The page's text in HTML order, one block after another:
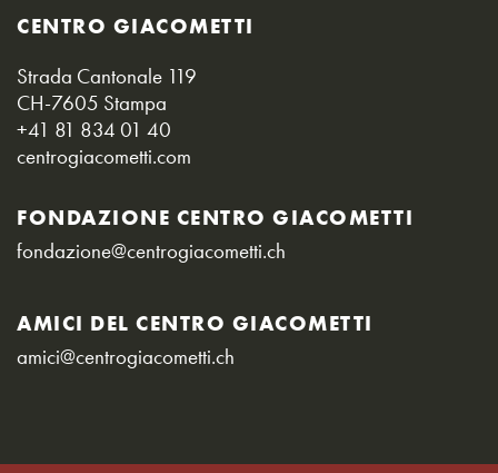
CENTRO GIACOMETTI
Strada Cantonale 119
CH-7605 Stampa
+41 81 834 01 40
centrogiacometti.com
FONDAZIONE CENTRO GIACOMETTI
fondazione@centrogiacometti.ch
AMICI DEL CENTRO GIACOMETTI
amici@centrogiacometti.ch